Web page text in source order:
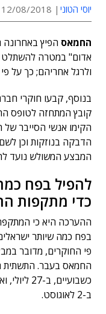
יוסי הטוני 12/08/2018 11:21
החמאס הפיץ
אדום" במטרה להשתלט
ולרגל אחריהם; כך על פי
בנוסף, קבעו חוקרי
הקימו אנשי הסייבר
הדבקה בנוזקות וכן
המבצע המשולש נועד
להפיל בפח
כדי מתקפות
ההערכה היא כי
בפח כמה שיותר
פי החוקרים, מדובר
החמאס בעבר. התשתית
ב-2 לאוגוסט.